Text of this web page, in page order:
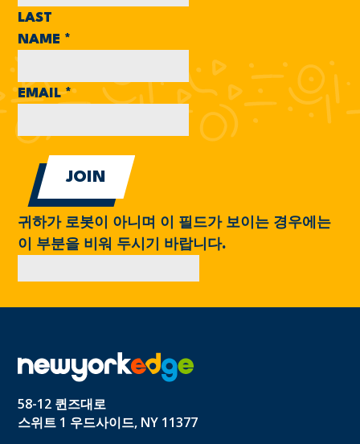
LAST
NAME *
EMAIL*
귀하가 로봇이 아니며 이 필드가 보이는 경우에는
이 부분을 비워 두시기 바랍니다.
58-12 퀸즈대로
스위트 1 우드사이드, NY 11377